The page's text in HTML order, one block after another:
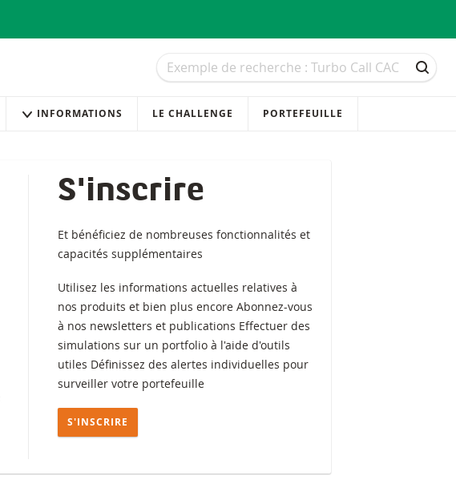
Recherche
Recherche
INFORMATIONS LE CHALLENGE PORTEFEUILLE
S'inscrire
Et bénéficiez de nombreuses fonctionnalités et
capacités supplémentaires
Utilisez les informations actuelles relatives à
nos produits et bien plus encore Abonnez-vous
à nos newsletters et publications Effectuer des
simulations sur un portfolio à l'aide d'outils
utiles Définissez des alertes individuelles pour
surveiller votre portefeuille
S'INSCRIRE